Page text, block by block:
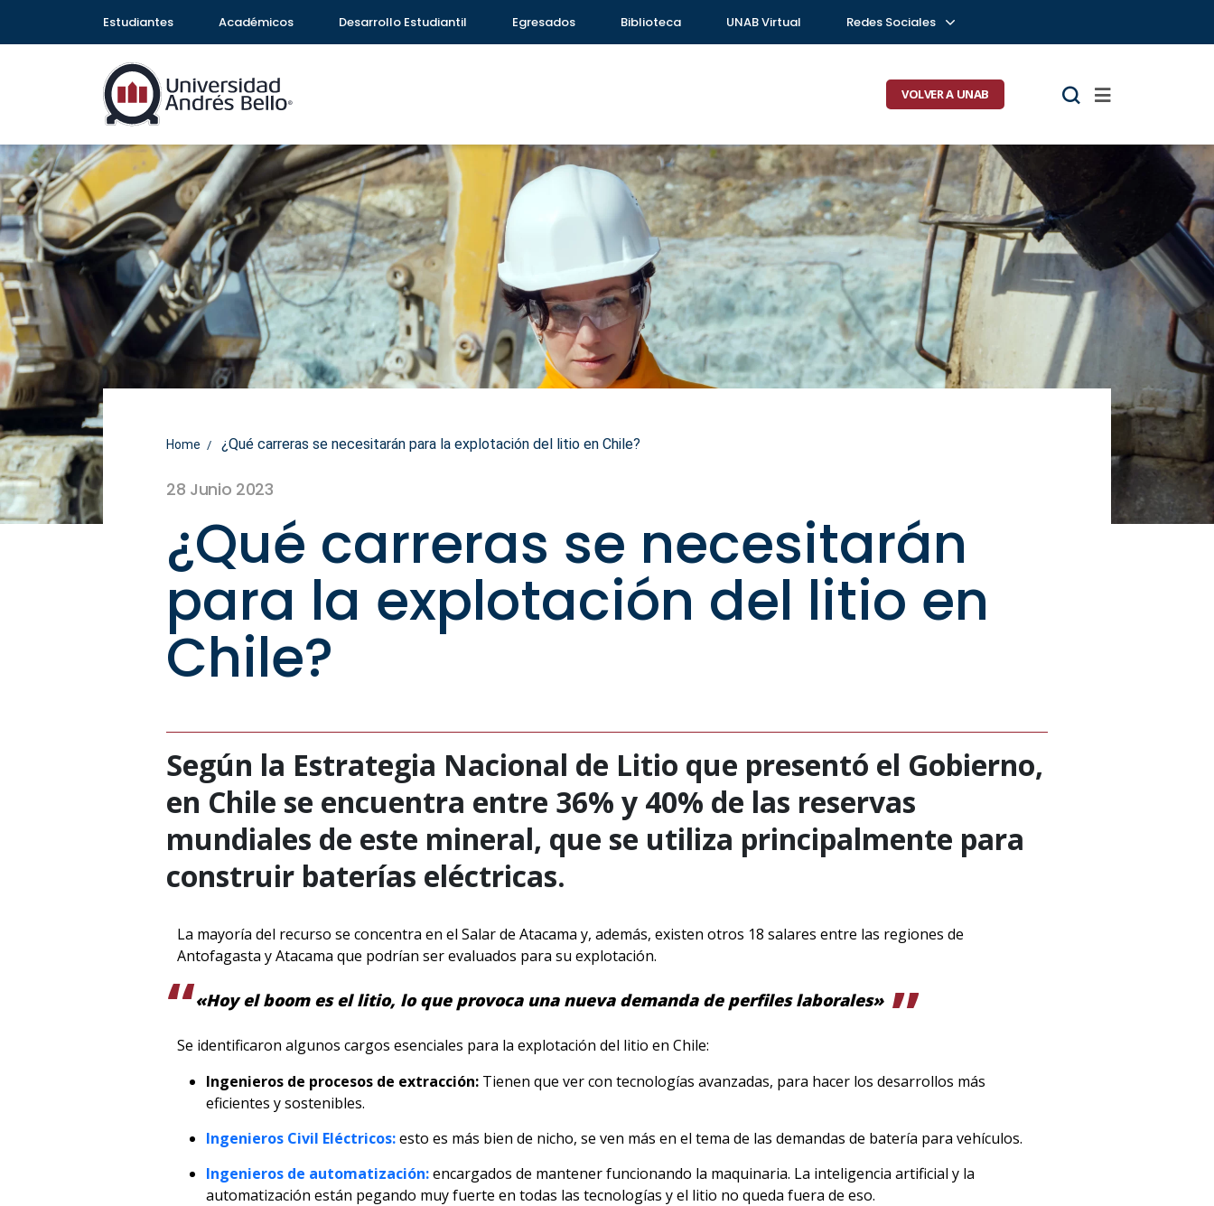
Estudiantes Académicos Desarrollo Estudiantil Egresados Biblioteca UNAB Virtual Redes Sociales
VOLVER A UNAB
Home ¿Qué carreras se necesitarán para la explotación del litio en Chile?
28 Junio 2023
¿Qué carreras se necesitarán
para la explotación del litio en
Chile?
Según la Estrategia Nacional de Litio que presentó el Gobierno,
en Chile se encuentra entre 36% y 40% de las reservas
mundiales de este mineral, que se utiliza principalmente para
construir baterías eléctricas.
La mayoría del recurso se concentra en el Salar de Atacama y, además, existen otros 18 salares entre las regiones de
Antofagasta y Atacama que podrían ser evaluados para su explotación.
«Hoy el boom es el litio, lo que provoca una nueva demanda de perfiles laborales»
Se identificaron algunos cargos esenciales para la explotación del litio en Chile:
Ingenieros de procesos de extracción: Tienen que ver con tecnologías avanzadas, para hacer los desarrollos más
eficientes y sostenibles.
Ingenieros Civil Eléctricos:esto es más bien de nicho, se ven más en el tema de las demandas de batería para vehículos.
Ingenieros de automatización:encargados de mantener funcionando la maquinaria. La inteligencia artificial y la
automatización están pegando muy fuerte en todas las tecnologías y el litio no queda fuera de eso.